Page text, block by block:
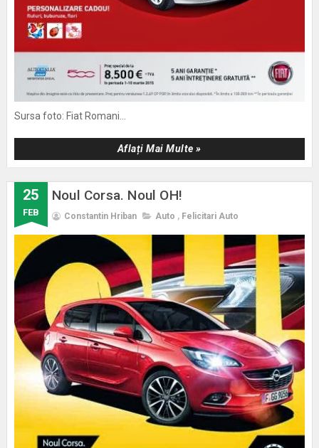
Sursa foto: Fiat Romani...
Aflați Mai Multe »
25
FEB
Noul Corsa. Noul OH!
Constantin Hriban Auto , Felicitari Auto